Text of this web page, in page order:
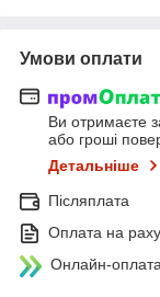
Умови оплати
Ви отримаєте
або гроші
Детальніше
Післяплата
Оплата на
Онлайн-